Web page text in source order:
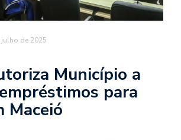
julho de 2025
Município a
para
Maceió